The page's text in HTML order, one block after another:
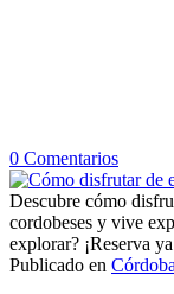
0 Comentariosen
Cómo
de
eventos
Descubre cómo
cordobeses y vive
explorar? ¡Reserva
Publicado en Córdoba